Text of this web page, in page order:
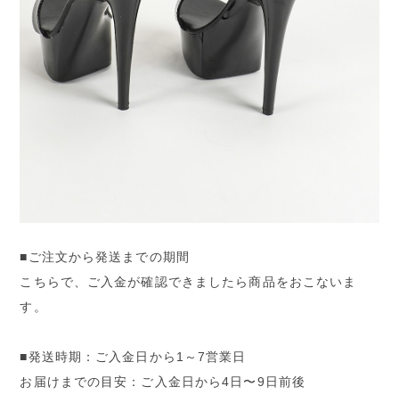
■ご注文から発送までの期間
こちらで、ご入金が確認できましたら商品をおこないま
す。
■発送時期：ご入金日から1～7営業日
お届けまでの目安：ご入金日から4日〜9日前後